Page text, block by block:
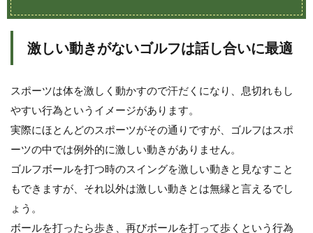
る
治
自
の
繁
を
可
に
す
激しい動きがないゴルフは話し合いに最適
スポーツは体を激しく動かすので汗だくになり、息切れもし
やすい行為というイメージがあります。
実際にほとんどのスポーツがその通りですが、ゴルフはスポ
ーツの中では例外的に激しい動きがありません。
ゴルフボールを打つ時のスイングを激しい動きと見なすこと
もできますが、それ以外は激しい動きとは無縁と言えるでし
ょう。
ボールを打ったら歩き、再びボールを打って歩くという行為